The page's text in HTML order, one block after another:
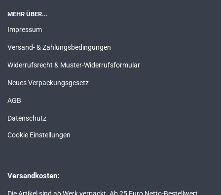
MEHR ÜBER...
Impressum
Versand- & Zahlungsbedingungen
Widerrufsrecht & Muster-Widerrufsformular
Neues Verpackungsgesetz
AGB
Datenschutz
Cookie Einstellungen
Versandkosten: